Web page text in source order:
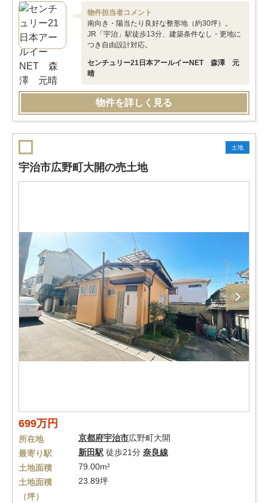
物件担当者コメント
南向き・陽当たり良好な整形地（約30坪）。
JR「宇治」駅徒歩13分、建築条件なし・更地に
つき自由設計対応。
センチュリー21日本アールイーNET 森澤 元
晴
物件を詳しく見る
土地
宇治市広野町大開の売土地
699万円
所在地 京都府宇治市広野町大開
最寄り駅
新田駅 徒歩21分 奈良線
土地面積
79.00m²
土地面積
（坪）
23.89坪